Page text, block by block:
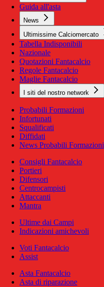
Guida all'asta
News
Ultimissime Calciomercato
Tabella Indisponibili
Nazionale
Quotazioni Fantacalcio
Regole Fantacalcio
Maglie Fantacalcio
I siti del nostro network
Probabili Formazioni
Infortunati
Squalificati
Diffidati
News Probabili Formazioni
Consigli Fantacalcio
Portieri
Difensori
Centrocampisti
Attaccanti
Mantra
Ultime dai Campi
Indicazioni amichevoli
Voti Fantacalcio
Assist
Asta Fantacalcio
Asta di riparazione